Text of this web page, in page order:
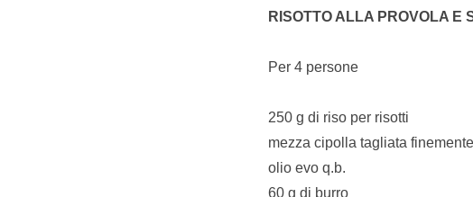
RISOTTO ALLA PROVOLA E
Per 4 persone
250 g di riso per risotti
mezza cipolla tagliata finemente
olio evo q.b.
60 g di burro